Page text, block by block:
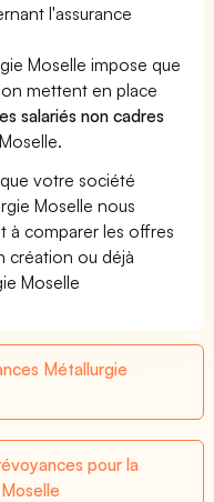
l'assurance
Moselle impose que
mettent en place
salariés non cadres
votre société
Moselle nous
à comparer les offres
création ou déjà
Moselle
Métallurgie
pour la